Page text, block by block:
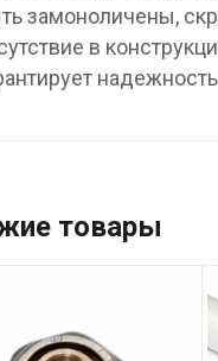
замоноличены,
в
товары